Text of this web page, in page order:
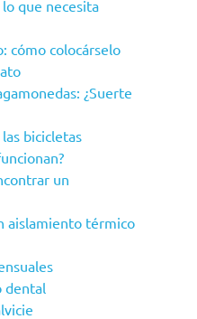
que necesita
cómo colocárselo
¿Suerte
bicicletas
un
aislamiento térmico
dental